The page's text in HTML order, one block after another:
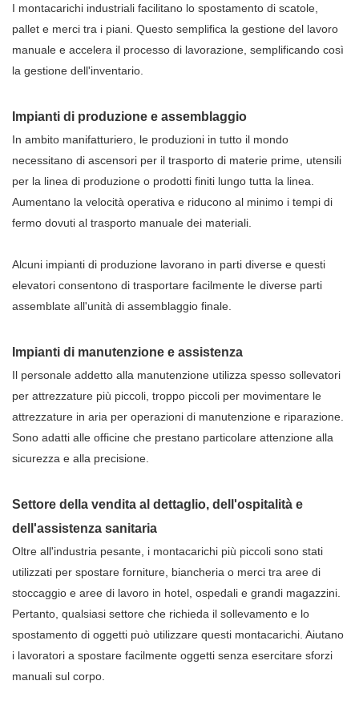
I montacarichi industriali facilitano lo spostamento di scatole,
pallet e merci tra i piani. Questo semplifica la gestione del lavoro
manuale e accelera il processo di lavorazione, semplificando così
la gestione dell'inventario.
Impianti di produzione e assemblaggio
In ambito manifatturiero, le produzioni in tutto il mondo
necessitano di ascensori per il trasporto di materie prime, utensili
per la linea di produzione o prodotti finiti lungo tutta la linea.
Aumentano la velocità operativa e riducono al minimo i tempi di
fermo dovuti al trasporto manuale dei materiali.
Alcuni impianti di produzione lavorano in parti diverse e questi
elevatori consentono di trasportare facilmente le diverse parti
assemblate all'unità di assemblaggio finale.
Impianti di manutenzione e assistenza
Il personale addetto alla manutenzione utilizza spesso sollevatori
per attrezzature più piccoli, troppo piccoli per movimentare le
attrezzature in aria per operazioni di manutenzione e riparazione.
Sono adatti alle officine che prestano particolare attenzione alla
sicurezza e alla precisione.
Settore della vendita al dettaglio, dell'ospitalità e
dell'assistenza sanitaria
Oltre all'industria pesante, i montacarichi più piccoli sono stati
utilizzati per spostare forniture, biancheria o merci tra aree di
stoccaggio e aree di lavoro in hotel, ospedali e grandi magazzini.
Pertanto, qualsiasi settore che richieda il sollevamento e lo
spostamento di oggetti può utilizzare questi montacarichi. Aiutano
i lavoratori a spostare facilmente oggetti senza esercitare sforzi
manuali sul corpo.